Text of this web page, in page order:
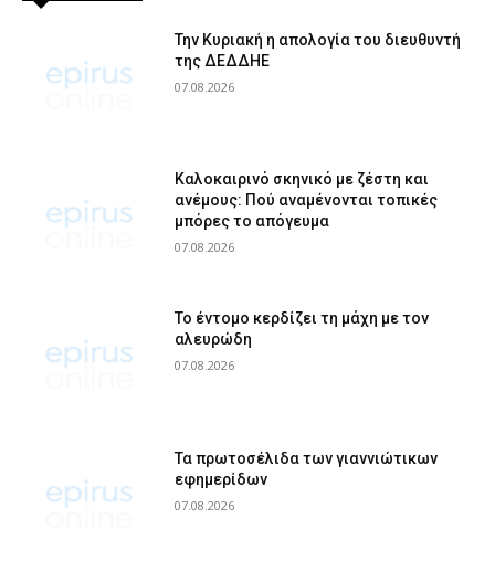
Την Κυριακή η απολογία του διευθυντή
της ΔΕΔΔΗΕ
07.08.2026
Καλοκαιρινό σκηνικό με ζέστη και
ανέμους: Πού αναμένονται τοπικές
μπόρες το απόγευμα
07.08.2026
Το έντομο κερδίζει τη μάχη με τον
αλευρώδη
07.08.2026
Τα πρωτοσέλιδα των γιαννιώτικων
εφημερίδων
07.08.2026